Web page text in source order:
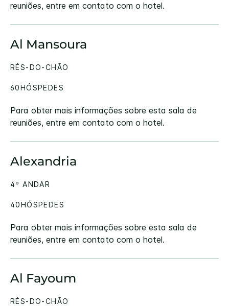
reuniões, entre em contato com o hotel.
Al Mansoura
Para obter mais informações sobre esta sala de
reuniões, entre em contato com o hotel.
RÉS-DO-CHÃO
60HÓSPEDES
Alexandria
Para obter mais informações sobre esta sala de
reuniões, entre em contato com o hotel.
4º ANDAR
40HÓSPEDES
Al Fayoum
RÉS-DO-CHÃO